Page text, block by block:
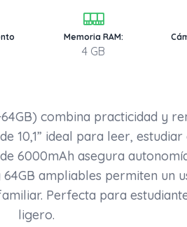
Memoria RAM:
4 GB
combina practicidad y
10,1” ideal para leer,
6000mAh asegura
ampliables permiten un
Perfecta para
ligero.